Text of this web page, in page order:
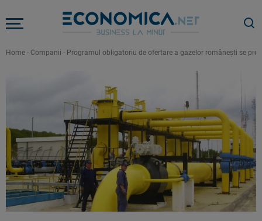
Home - Companii - Programul obligatoriu de ofertare a gazelor românești se